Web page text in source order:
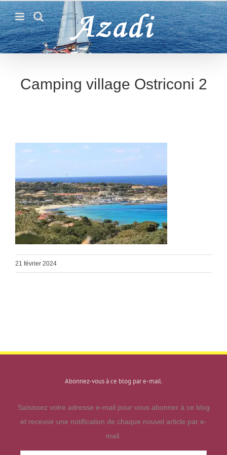
Passer
au
contenu
Camping village Ostriconi 2
21 février 2024
Abonnez-vous à ce blog par e-mail.
Saisissez votre adresse e-mail pour vous abonner à ce blog
et recevoir une notification de chaque nouvel article par e-
mail.